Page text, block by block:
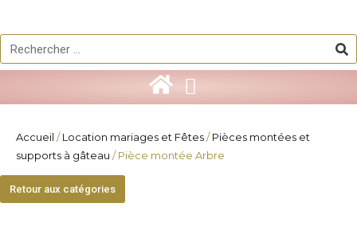
contenu
Rechercher
Accueil /Location mariages et Fêtes/Pièces montées et
supports à gâteau / Pièce montée Arbre
Retour aux catégories